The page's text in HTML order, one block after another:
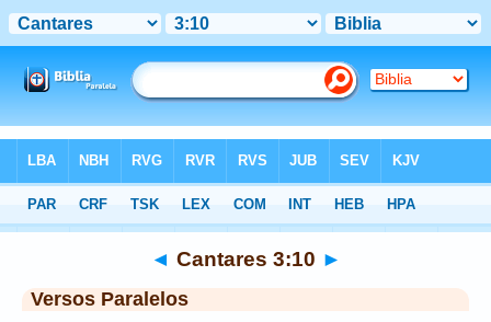
>Cantares Capítulo 3 > Verso 10
◄ Cantares 3:10 ►
Versos Paralelos